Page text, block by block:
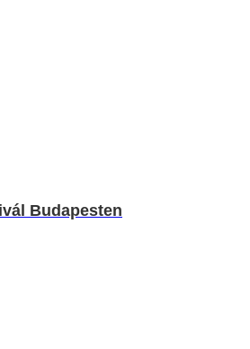
Budapesten